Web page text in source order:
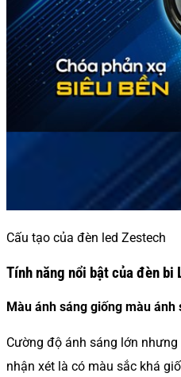
Cấu tạo của đèn led Zestech
Tính năng nổi bật của đèn bi
Màu ánh sáng giống màu ánh
Cường độ ánh sáng lớn
nhận xét là có màu sắc khá